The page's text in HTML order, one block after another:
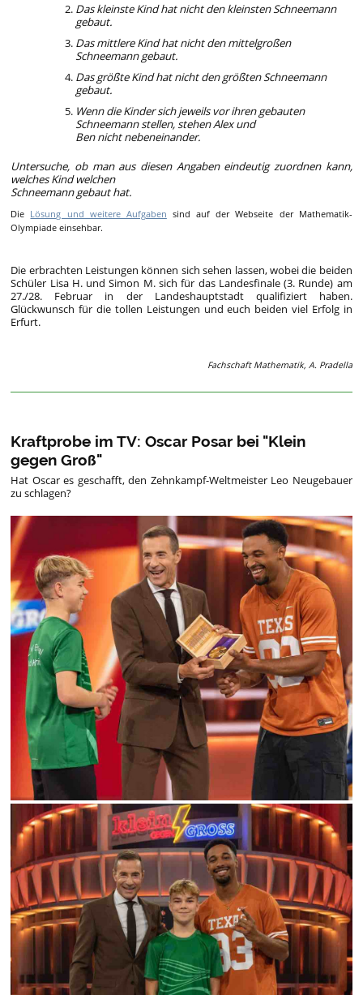
Das kleinste Kind hat nicht den kleinsten Schneemann
gebaut.
Das mittlere Kind hat nicht den mittelgroßen
Schneemann gebaut.
Das größte Kind hat nicht den größten Schneemann
gebaut.
Wenn die Kinder sich jeweils vor ihren gebauten
Schneemann stellen, stehen Alex und
Ben nicht nebeneinander.
Untersuche, ob man aus diesen Angaben eindeutig zuordnen kann,
welches Kind welchen
Schneemann gebaut hat.
Die Lösung und weitere Aufgaben sind auf der Webseite der Mathematik-
Olympiade einsehbar.
Die erbrachten Leistungen können sich sehen lassen, wobei die beiden
Schüler Lisa H. und Simon M. sich für das Landesfinale (3. Runde) am
27./28. Februar in der Landeshauptstadt qualifiziert haben.
Glückwunsch für die tollen Leistungen und euch beiden viel Erfolg in
Erfurt.
Fachschaft Mathematik, A. Pradella
Kraftprobe im TV: Oscar Posar bei "Klein
gegen Groß"
Hat Oscar es geschafft, den Zehnkampf-Weltmeister Leo Neugebauer
zu schlagen?